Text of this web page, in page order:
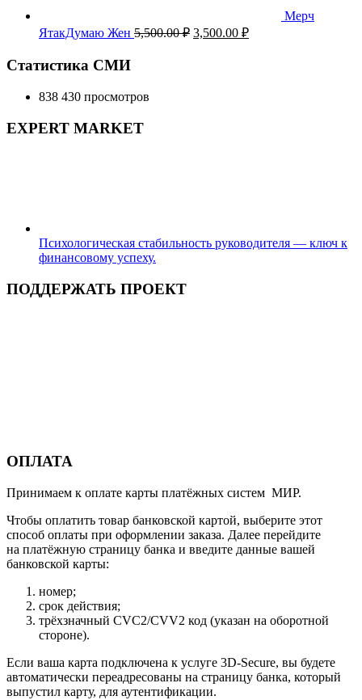
Мерч
ЯтакДумаю Жен 5,500.00₽ Первоначальная
3,500.00 ₽Текущая
Статистика СМИ
838 430 просмотров
EXPERT MARKET
Психологическая стабильность руководителя — ключ к
финансовому успеху.
ПОДДЕРЖАТЬ ПРОЕКТ
ОПЛАТА
Принимаем к оплате карты платёжных систем МИР.
Чтобы оплатить товар банковской картой, выберите этот
способ оплаты при оформлении заказа. Далее перейдите
на платёжную страницу банка и введите данные вашей
банковской карты:
номер;
срок действия;
трёхзначный CVC2/CVV2 код (указан на оборотной
стороне).
Если ваша карта подключена к услуге 3D-Secure, вы будете
автоматически переадресованы на страницу банка, который
выпустил карту, для аутентификации.